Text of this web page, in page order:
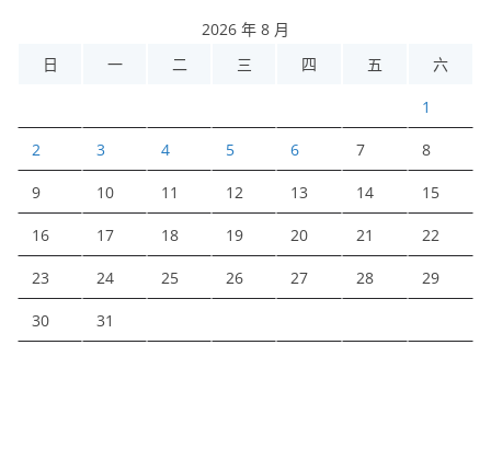
2026 年 8 月
日
一 二 三 四 五 六
1
2 3 4 5 6 7 8
9 10 11 12 13 14 15
16 17 18 19 20 21 22
23 24 25 26 27 28 29
30 31